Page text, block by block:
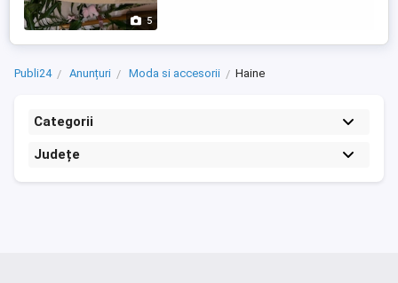
5
Publi24 Anunțuri Moda si accesorii Haine
Categorii
Județe